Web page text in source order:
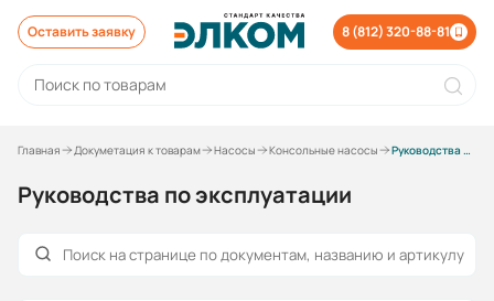
Оставить заявку 8 (812) 320-88-81
Главная Докуметация к товарам Насосы Консольные насосы Руководства по эксплуатации
Руководства по эксплуатации